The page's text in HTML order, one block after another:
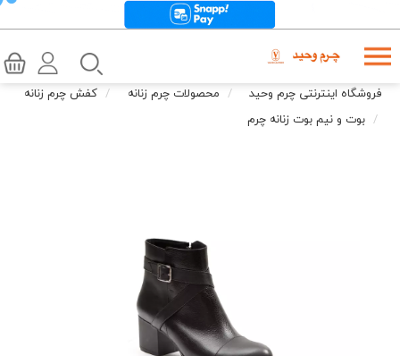
فروشگاه اینترنتی چرم وحید محصولات چرم زنانه
کفش چرم زنانه
بوت و نیم بوت زنانه چرم